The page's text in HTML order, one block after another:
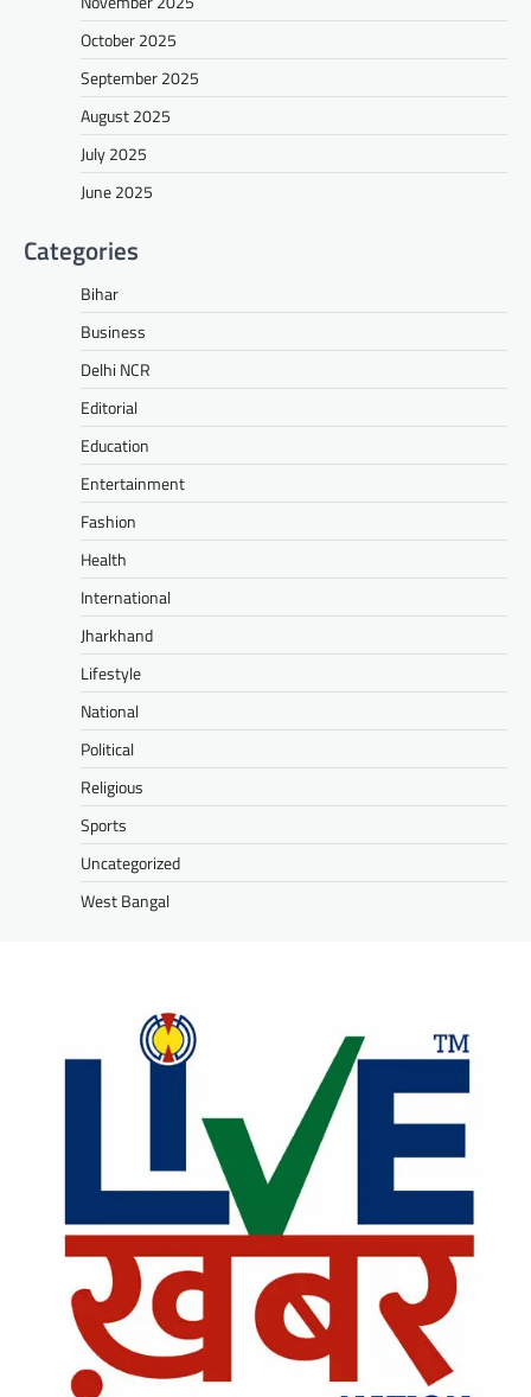
October 2025
September 2025
August 2025
July 2025
June 2025
Categories
Bihar
Business
Delhi NCR
Editorial
Education
Entertainment
Fashion
Health
International
Jharkhand
Lifestyle
National
Political
Religious
Sports
Uncategorized
West Bangal